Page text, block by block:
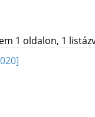
1 oldalon, 1